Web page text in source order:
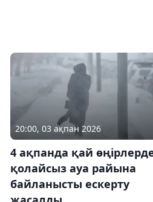
20:00, 03 ақпан 2026
4 ақпанда қай
қолайсыз ауа райына
байланысты ескерту